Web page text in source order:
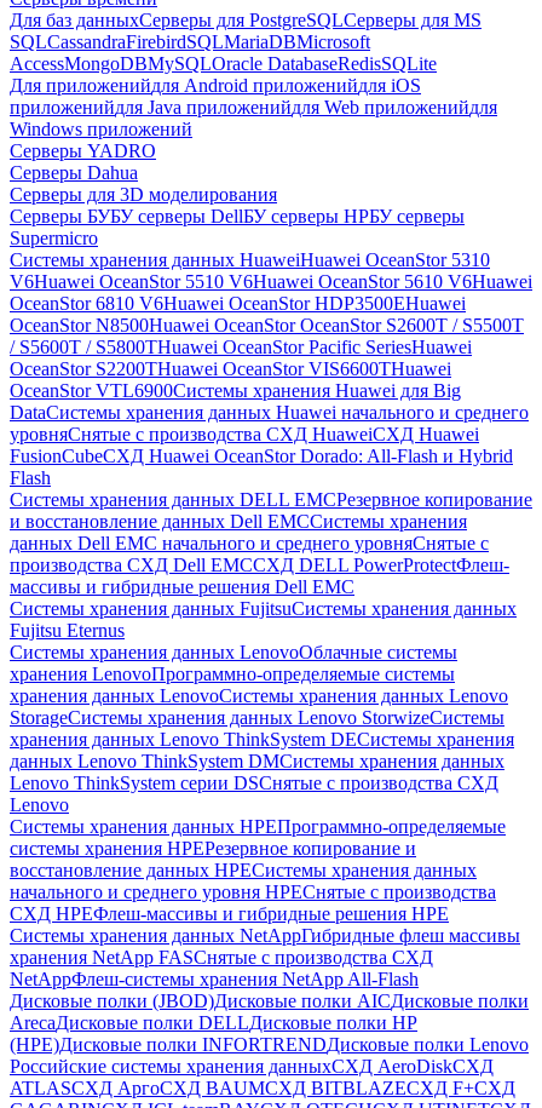
Для баз данныхСерверы для PostgreSQLСерверы для MS
SQLCassandraFirebirdSQLMariaDBMicrosoft
AccessMongoDBMySQLOracle DatabaseRedisSQLite
Для приложенийдля Android приложенийдля iOS
приложенийдля Java приложенийдля Web приложенийдля
Windows приложений
Серверы YADRO
Серверы Dahua
Серверы для 3D моделирования
Серверы БУБУ серверы DellБУ серверы HPБУ серверы
Supermicro
Системы хранения данных HuaweiHuawei OceanStor 5310
V6Huawei OceanStor 5510 V6Huawei OceanStor 5610 V6Huawei
OceanStor 6810 V6Huawei OceanStor HDP3500EHuawei
OceanStor N8500Huawei OceanStor OceanStor S2600T / S5500T
/ S5600T / S5800THuawei OceanStor Pacific SeriesHuawei
OceanStor S2200THuawei OceanStor VIS6600THuawei
OceanStor VTL6900Системы хранения Huawei для Big
DataСистемы хранения данных Huawei начального и среднего
уровняСнятые с производства СХД HuaweiСХД Huawei
FusionCubeСХД Huawei OceanStor Dorado: All-Flash и Hybrid
Flash
Системы хранения данных DELL EMCРезервное копирование
и восстановление данных Dell EMCСистемы хранения
данных Dell EMC начального и среднего уровняСнятые с
производства СХД Dell EMCСХД DELL PowerProtectФлеш-
массивы и гибридные решения Dell EMC
Системы хранения данных FujitsuСистемы хранения данных
Fujitsu Eternus
Системы хранения данных LenovoОблачные системы
хранения LenovoПрограммно-определяемые системы
хранения данных LenovoСистемы хранения данных Lenovo
StorageСистемы хранения данных Lenovo StorwizeСистемы
хранения данных Lenovo ThinkSystem DEСистемы хранения
данных Lenovo ThinkSystem DMСистемы хранения данных
Lenovo ThinkSystem серии DSСнятые с производства СХД
Lenovo
Системы хранения данных HPEПрограммно-определяемые
системы хранения HPEРезервное копирование и
восстановление данных HPEСистемы хранения данных
начального и среднего уровня HPEСнятые с производства
СХД HPEФлеш-массивы и гибридные решения HPE
Cистемы хранения данных NetAppГибридные флеш массивы
хранения NetApp FASСнятые с производства СХД
NetAppФлеш-системы хранения NetApp All-Flash
Дисковые полки (JBOD)Дисковые полки AICДисковые полки
ArecaДисковые полки DELLДисковые полки HP
(HPE)Дисковые полки INFORTRENDДисковые полки Lenovo
Российские системы хранения данныхСХД AeroDiskСХД
ATLASСХД AргоСХД BAUMСХД BITBLAZEСХД F+СХД